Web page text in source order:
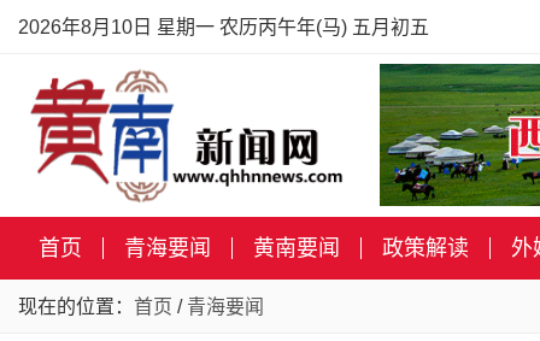
2026年8月10日 星期一 农历丙午年(马) 五月初五
首页 青海要闻 黄南要闻 政策解读 外
现在的位置： 首页 / 青海要闻